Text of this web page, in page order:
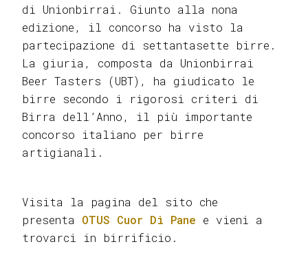
di Unionbirrai. Giunto alla nona
edizione, il concorso ha visto la
partecipazione di settantasette birre.
La giuria, composta da Unionbirrai
Beer Tasters (UBT), ha giudicato le
birre secondo i rigorosi criteri di
Birra dell’Anno, il più importante
concorso italiano per birre
artigianali.
Visita la pagina del sito che
presenta OTUS Cuor Di Pane e vieni a
trovarci in birrificio.